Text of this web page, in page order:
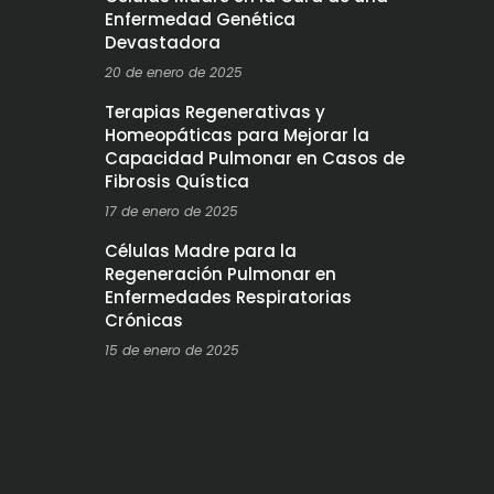
Enfermedad Genética
Devastadora
20 de enero de 2025
Terapias Regenerativas y
Homeopáticas para Mejorar la
Capacidad Pulmonar en Casos de
Fibrosis Quística
17 de enero de 2025
Células Madre para la
Regeneración Pulmonar en
Enfermedades Respiratorias
Crónicas
15 de enero de 2025